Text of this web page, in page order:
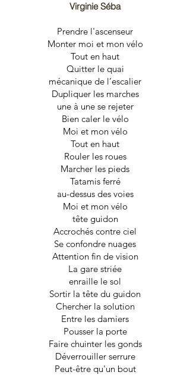
Virginie Séba
Prendre l'ascenseur
Monter moi et mon vélo
Tout en haut
Quitter le quai
mécanique de l’escalier
Dupliquer les marches
une à une se rejeter
Bien caler le vélo
Moi et mon vélo
Tout en haut
Rouler les roues
Marcher les pieds
Tatamis ferré
au-dessus des voies
Moi et mon vélo
tête guidon
Accrochés contre ciel
Se confondre nuages
Attention fin de vision
La gare striée
enraille le sol
Sortir la tête du guidon
Chercher la solution
Entre les damiers
Pousser la porte
Faire chuinter les gonds
Déverrouiller serrure
Peut-être qu'un bout